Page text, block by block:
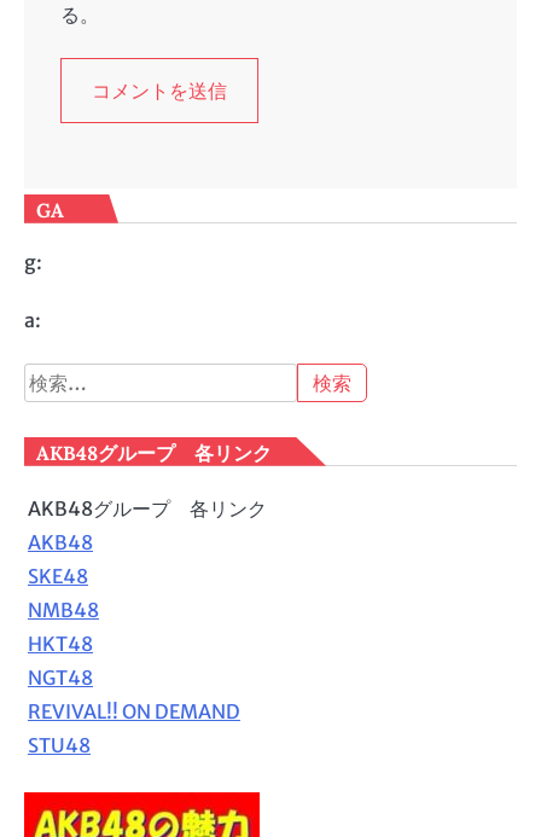
る。
GA
g:
a:
検
索:
AKB48グループ 各リンク
AKB48グループ 各リンク
AKB48
SKE48
NMB48
HKT48
NGT48
REVIVAL!! ON DEMAND
STU48